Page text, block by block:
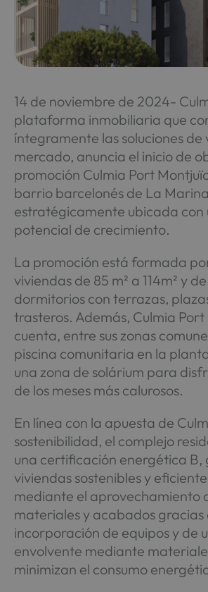
14 de noviembre de 2024-
plataforma inmobiliaria que
íntegramente las soluciones de
mercado, anuncia el inicio de
promoción Culmia Port
barrio barcelonés de La
estratégicamente ubicada con
potencial de crecimiento.
La promoción está formada
viviendas de 85 m² a 114m² y
dormitorios con terrazas,
trasteros. Además, Culmia
cuenta, entre sus zonas
piscina comunitaria en la
una zona de solárium para
de los meses más calurosos.
En línea con la apuesta de
sostenibilidad, el complejo
una certificación energética
viviendas sostenibles y
mediante el aprovechamiento
materiales y acabados gracias
incorporación de equipos y de
envolvente mediante
minimizan el consumo